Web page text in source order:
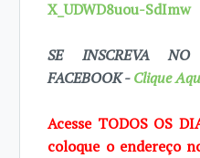
X_UDWD8uou-SdImw
SE INSCREVA
FACEBOOK -Clique
Acesse TODOS OS
coloque o endereço